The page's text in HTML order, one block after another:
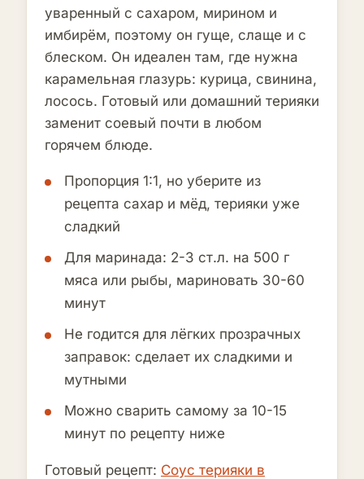
уваренный с сахаром, мирином и
имбирём, поэтому он гуще, слаще и с
блеском. Он идеален там, где нужна
карамельная глазурь: курица, свинина,
лосось. Готовый или домашний терияки
заменит соевый почти в любом
горячем блюде.
Пропорция 1:1, но уберите из
рецепта сахар и мёд, терияки уже
сладкий
Для маринада: 2-3 ст.л. на 500 г
мяса или рыбы, мариновать 30-60
минут
Не годится для лёгких прозрачных
заправок: сделает их сладкими и
мутными
Можно сварить самому за 10-15
минут по рецепту ниже
Готовый рецепт: Соус терияки в